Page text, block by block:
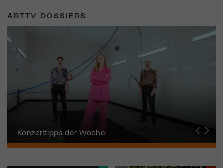
ARTTV DOSSIERS
Alpentöne
Konzerttipps der Woche
Stanser Musiktage
FONDATION SUISA
Festival da Jazz
J.S. Bach-Stiftung